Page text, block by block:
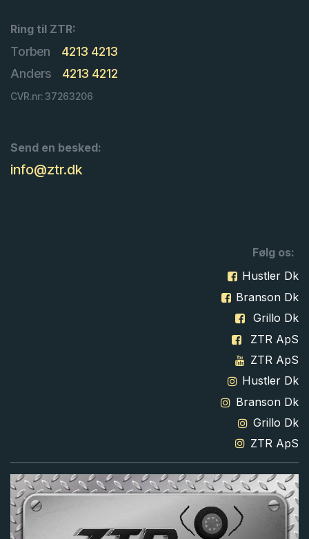
Ring til ZTR:
Torben
4213 4213
Anders
4213 4212
CVR.nr: 37263206
Send en besked:
info@ztr.dk
Følg os:
Hustler Dk
Branson Dk
Grillo Dk
ZTR ApS
ZTR ApS
Hustler Dk
Branson Dk
Grillo Dk
ZTR ApS